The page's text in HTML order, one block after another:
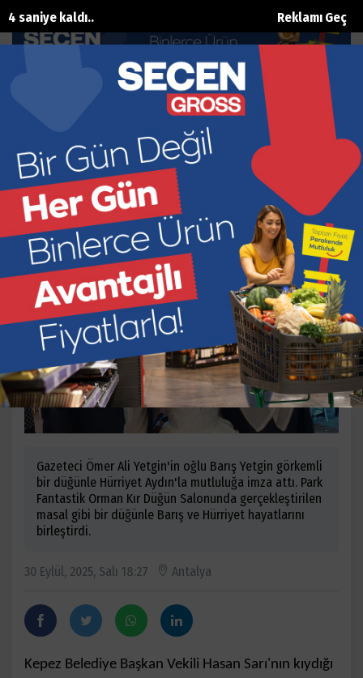
Reklamı Geç
3 saniye kaldı..
Hürriyet ve Barış mutluluğa imza attı
Ana Sayfa Magazin
Gazeteci Ömer Ali Yetgin'in oğlu Barış Yetgin görkemli
bir düğünle Hürriyet Aydın'la mutluluğa imza attı. Park
Fantastik Orman Kır Düğün Salonunda gerçekleştirilen
masal gibi bir düğünle Barış ve Hürriyet hayatlarını
birleştirdi.
30 Eylül, 2025, Salı 18:27 Antalya
Kepez Belediye Başkan Vekili Hasan Sarı'nın kıydığı